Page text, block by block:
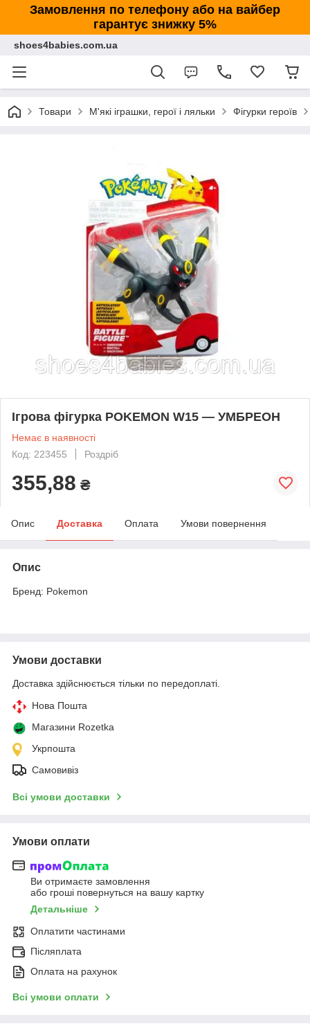
Замовлення по телефону або на вайбер
гарантує знижку 5%
shoes4babies.com.ua
Товари М'які іграшки, герої і ляльки Фігурки героїв
Ігрова фігурка POKEMON W15 — УМБРЕОН
Немає в наявності
Код: 223455
Роздріб
355,88 ₴
Опис Доставка Оплата Умови повернення
Опис
Бренд: Pokemon
Умови доставки
Доставка здійснюється тільки по передоплаті.
Нова Пошта
Магазини Rozetka
Укрпошта
Самовивіз
Всі умови доставки
Умови оплати
Ви отримаєте замовлення
або гроші повернуться на вашу картку
Детальніше
Оплатити частинами
Післяплата
Оплата на рахунок
Всі умови оплати